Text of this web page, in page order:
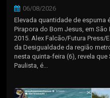
06/08/2026
Elevada quantidade de espuma
Pirapora do Bom Jesus, em
2015. Alex Falcão/Futura Press/
da Desigualdade da região
nesta quinta-feira (6), revela que
Paulista, é...